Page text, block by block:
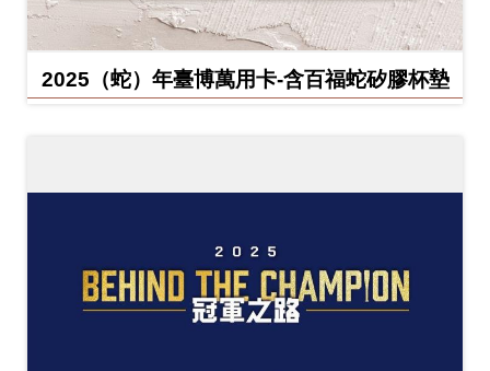
2025（蛇）年臺博萬用卡-含百福蛇矽膠杯墊